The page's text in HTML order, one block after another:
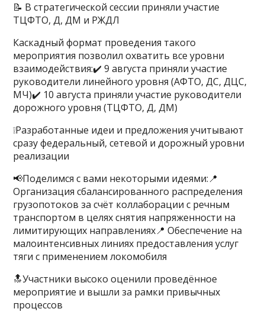
📝 В стратегической сессии приняли участие
ТЦФТО, Д, ДМ и РЖДЛ
Каскадный формат проведения такого
мероприятия позволил охватить все уровни
взаимодействия:✔️ 9 августа приняли участие
руководители линейного уровня (АФТО, ДС, ДЦС,
МЧ)✔️ 10 августа приняли участие руководители
дорожного уровня (ТЦФТО, Д, ДМ)
❕Разработанные идеи и предложения учитывают
сразу федеральный, сетевой и дорожный уровни
реализации
📢Поделимся с вами некоторыми идеями:📍
Организация сбалансированного распределения
грузопотоков за счёт коллаборации с речным
транспортом в целях снятия напряженности на
лимитирующих направлениях📍 Обеспечение на
малоинтенсивных линиях предоставления услуг
тяги с применением локомобиля
🔝Участники высоко оценили проведённое
мероприятие и вышли за рамки привычных
процессов